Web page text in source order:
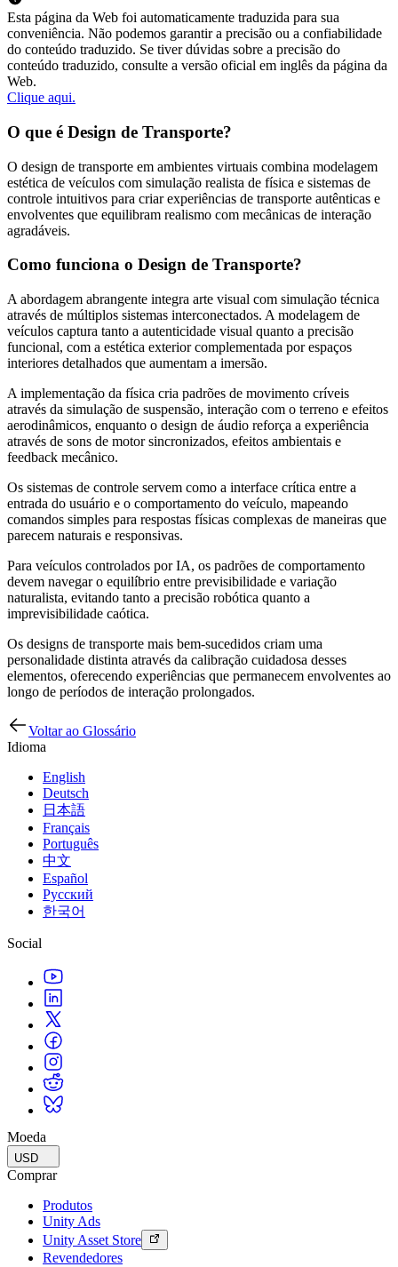
Esta página da Web foi automaticamente traduzida para sua
conveniência. Não podemos garantir a precisão ou a confiabilidade
do conteúdo traduzido. Se tiver dúvidas sobre a precisão do
conteúdo traduzido, consulte a versão oficial em inglês da página da
Web.
Clique aqui.
O que é Design de Transporte?
O design de transporte em ambientes virtuais combina modelagem
estética de veículos com simulação realista de física e sistemas de
controle intuitivos para criar experiências de transporte autênticas e
envolventes que equilibram realismo com mecânicas de interação
agradáveis.
Como funciona o Design de Transporte?
A abordagem abrangente integra arte visual com simulação técnica
através de múltiplos sistemas interconectados. A modelagem de
veículos captura tanto a autenticidade visual quanto a precisão
funcional, com a estética exterior complementada por espaços
interiores detalhados que aumentam a imersão.
A implementação da física cria padrões de movimento críveis
através da simulação de suspensão, interação com o terreno e efeitos
aerodinâmicos, enquanto o design de áudio reforça a experiência
através de sons de motor sincronizados, efeitos ambientais e
feedback mecânico.
Os sistemas de controle servem como a interface crítica entre a
entrada do usuário e o comportamento do veículo, mapeando
comandos simples para respostas físicas complexas de maneiras que
parecem naturais e responsivas.
Para veículos controlados por IA, os padrões de comportamento
devem navegar o equilíbrio entre previsibilidade e variação
naturalista, evitando tanto a precisão robótica quanto a
imprevisibilidade caótica.
Os designs de transporte mais bem-sucedidos criam uma
personalidade distinta através da calibração cuidadosa desses
elementos, oferecendo experiências que permanecem envolventes ao
longo de períodos de interação prolongados.
Voltar ao Glossário
Idioma
English
Deutsch
日本語
Français
Português
中文
Español
Русский
한국어
Social
Moeda
USD
Comprar
Produtos
Unity Ads
Unity Asset Store
Revendedores